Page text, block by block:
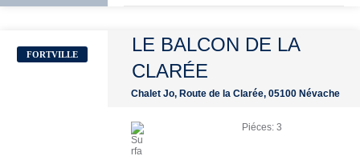
FORTVILLE
LE BALCON DE LA
CLARÉE
Chalet Jo, Route de la Clarée, 05100 Névache
Piéces: 3